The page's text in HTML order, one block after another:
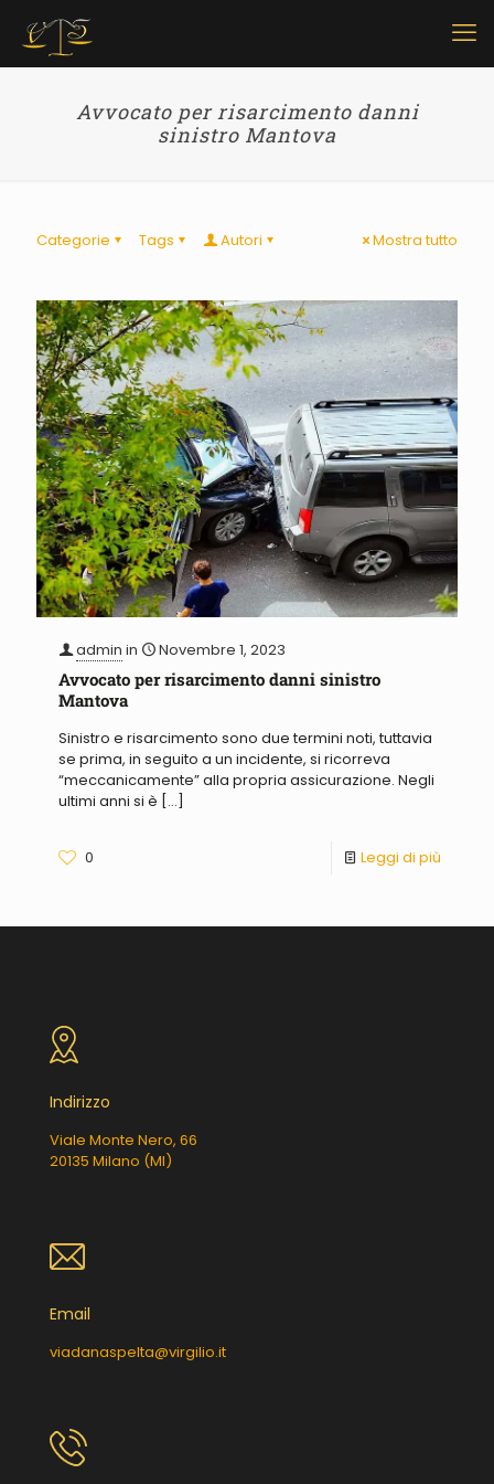
Avvocato per risarcimento danni
sinistro Mantova
Categorie Tags Autori Mostra tutto
admin in Novembre 1, 2023
Avvocato per risarcimento danni sinistro
Mantova
Sinistro e risarcimento sono due termini noti, tuttavia
se prima, in seguito a un incidente, si ricorreva
“meccanicamente” alla propria assicurazione. Negli
ultimi anni si è […]
0 Leggi di più
Indirizzo
Viale Monte Nero, 66
20135 Milano (MI)
Email
viadanaspelta@virgilio.it